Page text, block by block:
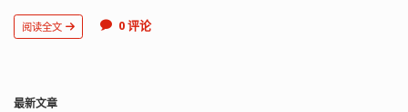
阅读全文 0 评论
最新文章